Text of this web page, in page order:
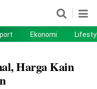
Ekonomi
Harga Kain